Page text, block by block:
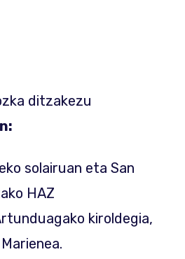
ditzakezu
solairuan eta San
HAZ
kiroldegia,